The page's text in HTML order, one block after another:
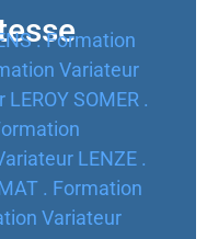
Profinet,
Ecostruxure
Modicon, Vijeo
Factory Talk
. Formation
Variateur
SOMER .
LENZE .
. Formation
Variateur